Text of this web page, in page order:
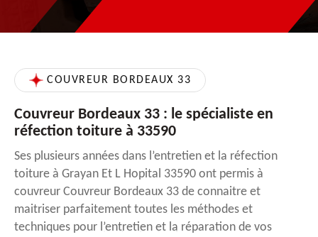
COUVREUR BORDEAUX 33
Couvreur Bordeaux 33 : le spécialiste en
réfection toiture à 33590
Ses plusieurs années dans l’entretien et la réfection
toiture à Grayan Et L Hopital 33590 ont permis à
couvreur Couvreur Bordeaux 33 de connaitre et
maitriser parfaitement toutes les méthodes et
techniques pour l’entretien et la réparation de vos